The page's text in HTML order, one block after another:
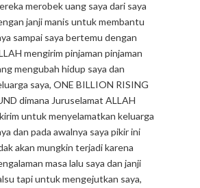
merobek uang saya dari saya
janji manis untuk membantu
sampai saya bertemu dengan
mengirim pinjaman pinjaman
mengubah hidup saya dan
saya, ONE BILLION RISING
dimana Juruselamat ALLAH
untuk menyelamatkan keluarga
dan pada awalnya saya pikir ini
akan mungkin terjadi karena
masa lalu saya dan janji
tapi untuk mengejutkan saya,